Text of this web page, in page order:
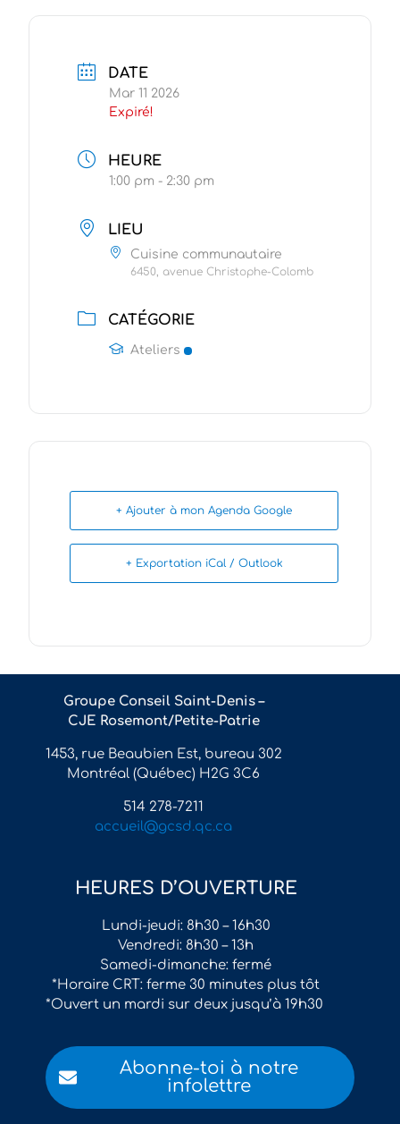
DATE
Mar 11 2026
Expiré!
HEURE
1:00 pm - 2:30 pm
LIEU
Cuisine communautaire
6450, avenue Christophe-Colomb
CATÉGORIE
Ateliers
+ Ajouter à mon Agenda Google
+ Exportation iCal / Outlook
Groupe Conseil Saint-Denis –
CJE Rosemont/Petite-Patrie
1453, rue Beaubien Est, bureau 302
Montréal (Québec) H2G 3C6
514 278-7211
accueil@gcsd.qc.ca
HEURES D’OUVERTURE
Lundi-jeudi: 8h30 – 16h30
Vendredi: 8h30 – 13h
Samedi-dimanche: fermé
*Horaire CRT: ferme 30 minutes plus tôt
*Ouvert un mardi sur deux jusqu’à 19h30
Abonne-toi à notre
infolettre